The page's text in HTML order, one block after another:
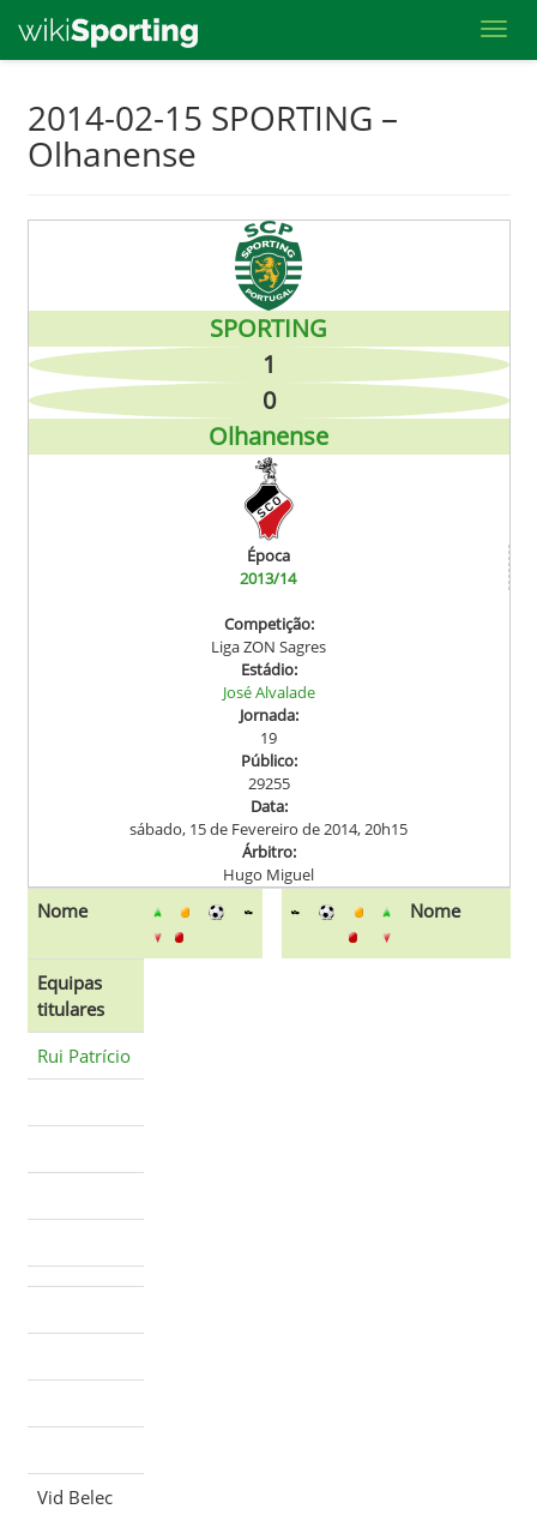
main
2014-02-15 SPORTING –
Olhanense
SPORTING
1
0
Olhanense
Época
2013/14
Competição:
Liga ZON Sagres
Estádio:
José Alvalade
Jornada:
19
Público:
29255
Data:
sábado, 15 de Fevereiro de 2014, 20h15
Árbitro:
Hugo Miguel
Nome Nome
Equipas
titulares
Rui Patrício
Vid Belec